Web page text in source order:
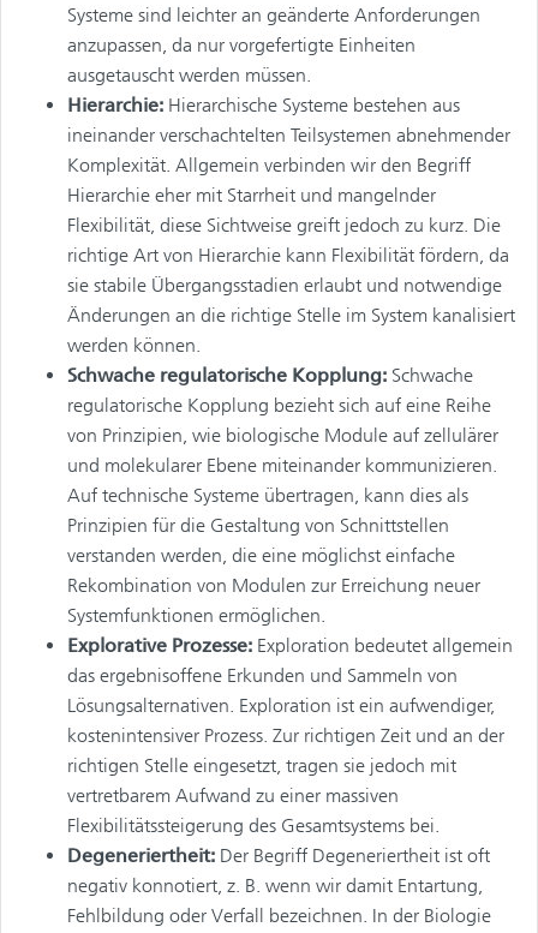
Systeme sind leichter an geänderte Anforderungen
anzupassen, da nur vorgefertigte Einheiten
ausgetauscht werden müssen.
Hierarchie: Hierarchische Systeme bestehen aus
ineinander verschachtelten Teilsystemen abnehmender
Komplexität. Allgemein verbinden wir den Begriff
Hierarchie eher mit Starrheit und mangelnder
Flexibilität, diese Sichtweise greift jedoch zu kurz. Die
richtige Art von Hierarchie kann Flexibilität fördern, da
sie stabile Übergangsstadien erlaubt und notwendige
Änderungen an die richtige Stelle im System kanalisiert
werden können.
Schwache regulatorische Kopplung: Schwache
regulatorische Kopplung bezieht sich auf eine Reihe
von Prinzipien, wie biologische Module auf zellulärer
und molekularer Ebene miteinander kommunizieren.
Auf technische Systeme übertragen, kann dies als
Prinzipien für die Gestaltung von Schnittstellen
verstanden werden, die eine möglichst einfache
Rekombination von Modulen zur Erreichung neuer
Systemfunktionen ermöglichen.
Explorative Prozesse: Exploration bedeutet allgemein
das ergebnisoffene Erkunden und Sammeln von
Lösungsalternativen. Exploration ist ein aufwendiger,
kostenintensiver Prozess. Zur richtigen Zeit und an der
richtigen Stelle eingesetzt, tragen sie jedoch mit
vertretbarem Aufwand zu einer massiven
Flexibilitätssteigerung des Gesamtsystems bei.
Degeneriertheit: Der Begriff Degeneriertheit ist oft
negativ konnotiert, z. B. wenn wir damit Entartung,
Fehlbildung oder Verfall bezeichnen. In der Biologie